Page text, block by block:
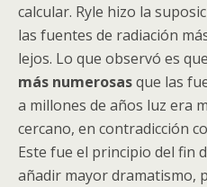
calcular. Ryle hizo la
las fuentes de radiación
lejos. Lo que observó es
más numerosasque las
a millones de años luz era
cercano, en contradicción
Este fue el principio del fin
añadir mayor dramatismo,